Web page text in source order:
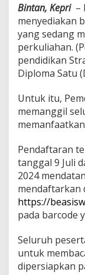
Bintan, Kepri –
menyediakan
yang sedang
perkuliahan.
pendidikan
Diploma Satu
Untuk itu,
memanggil
Pendaftaran
tanggal 9 Juli
2024
mendaftarkan
https://
pada barcode
Seluruh
untuk
dipersiapkan